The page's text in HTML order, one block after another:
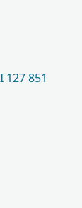
127 851